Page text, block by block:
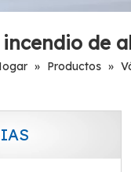
de
» Productos »